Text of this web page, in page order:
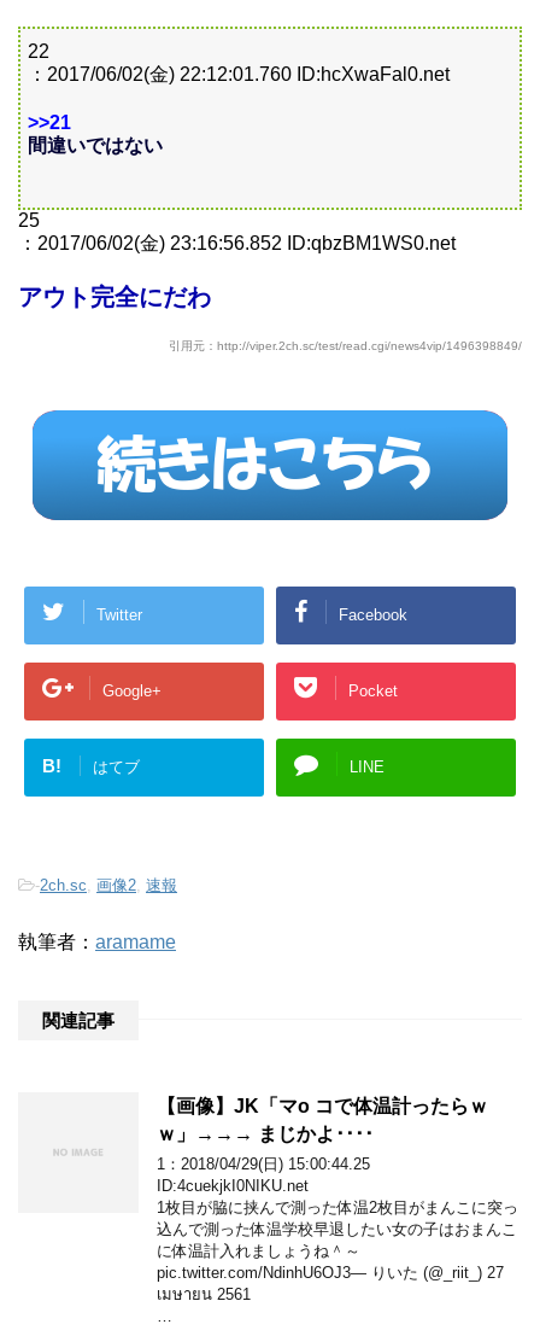
22
：2017/06/02(金) 22:12:01.760 ID:hcXwaFal0.net
>>21
間違いではない
25
：2017/06/02(金) 23:16:56.852 ID:qbzBM1WS0.net
アウト完全にだわ
引用元：http://viper.2ch.sc/test/read.cgi/news4vip/1496398849/
Twitter Facebook
Google+ Pocket
B! はてブ LINE
-2ch.sc 画像2 速報
執筆者： aramame
関連記事
【画像】JK「マo コで体温計ったらｗ
ｗ」→→→ まじかよ････
1：2018/04/29(日) 15:00:44.25
ID:4cuekjkI0NIKU.net
1枚目が脇に挟んで測った体温2枚目がまんこに突っ
込んで測った体温学校早退したい女の子はおまんこ
に体温計入れましょうね＾～
pic.twitter.com/NdinhU6OJ3— りいた (@_riit_) 27
เมษายน 2561